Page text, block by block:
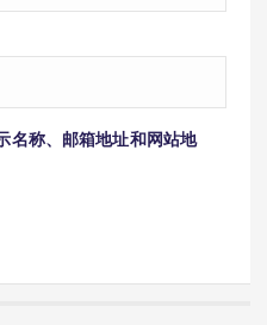
名称、邮箱地址和网站地